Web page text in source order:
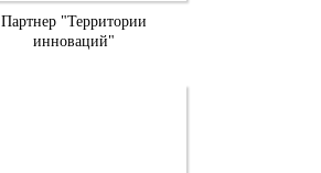
Партнер "Территории
инноваций"